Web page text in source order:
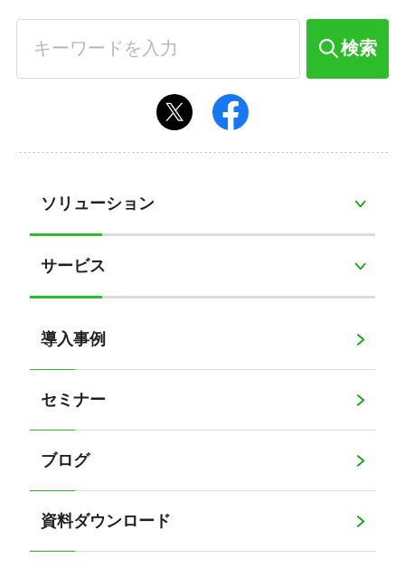
検索
ソリューション
サービス
導入事例
セミナー
ブログ
資料ダウンロード